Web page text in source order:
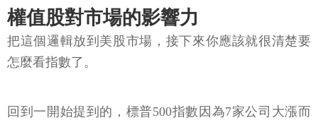
權值股對市場的影響力
把這個邏輯放到美股市場，接下來你應該就很清楚要
怎麼看指數了。
回到一開始提到的，標普500指數因為7家公司大漲而